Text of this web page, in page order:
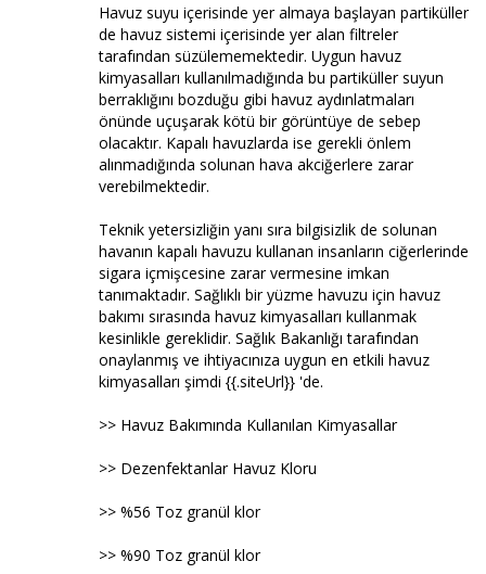
Havuz suyu içerisinde yer almaya başlayan partiküller
de havuz sistemi içerisinde yer alan filtreler
tarafından süzülememektedir. Uygun havuz
kimyasalları kullanılmadığında bu partiküller suyun
berraklığını bozduğu gibi havuz aydınlatmaları
önünde uçuşarak kötü bir görüntüye de sebep
olacaktır. Kapalı havuzlarda ise gerekli önlem
alınmadığında solunan hava akciğerlere zarar
verebilmektedir.
Teknik yetersizliğin yanı sıra bilgisizlik de solunan
havanın kapalı havuzu kullanan insanların ciğerlerinde
sigara içmişcesine zarar vermesine imkan
tanımaktadır. Sağlıklı bir yüzme havuzu için havuz
bakımı sırasında havuz kimyasalları kullanmak
kesinlikle gereklidir. Sağlık Bakanlığı tarafından
onaylanmış ve ihtiyacınıza uygun en etkili havuz
kimyasalları şimdi {{.siteUrl}} 'de.
>> Havuz Bakımında Kullanılan Kimyasallar
>> Dezenfektanlar Havuz Kloru
>> %56 Toz granül klor
>> %90 Toz granül klor